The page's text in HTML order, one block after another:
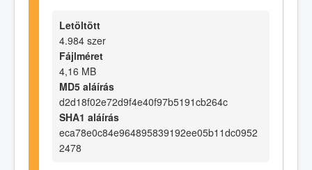
Letöltött
4.984 szer
Fájlméret
4,16 MB
MD5 aláírás
d2d18f02e72d9f4e40f97b5191cb264c
SHA1 aláírás
eca78e0c84e964895839192ee05b11dc0952
2478